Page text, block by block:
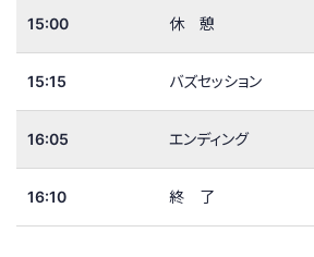
15:00 休 憩
15:15 バズセッション
16:05 エンディング
16:10 終 了